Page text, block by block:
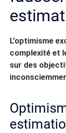
L’optimisme
complexité et
sur des